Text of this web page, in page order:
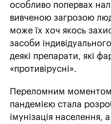
особливо попервах
вивченою загрозою
може їх хоч якось
засоби
деякі препарати, які
«противірусні».
Переломним моментом
пандемією стала
імунізація населення,